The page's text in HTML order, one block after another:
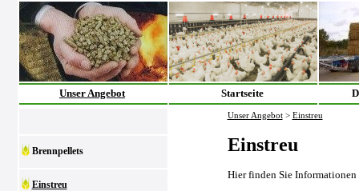
Unser Angebot Startseite
Brennpellets
Einstreu
Unser Angebot > Einstreu
Einstreu
Hier finden Sie Informationen